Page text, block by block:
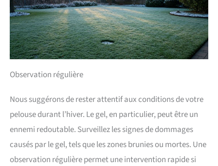
Observation régulière
Nous suggérons de rester attentif aux conditions de votre
pelouse durant l’hiver. Le gel, en particulier, peut être un
ennemi redoutable. Surveillez les signes de dommages
causés par le gel, tels que les zones brunies ou mortes. Une
observation régulière permet une intervention rapide si